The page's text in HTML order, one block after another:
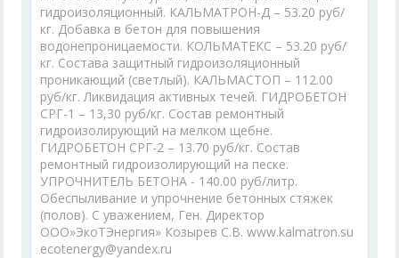
гидроизоляционный. КАЛЬМАТРОН-Д – 53.20 руб/
кг. Добавка в бетон для повышения
водонепроницаемости. КОЛЬМАТЕКС – 53.20 руб/
кг. Состава защитный гидроизоляционный
проникающий (светлый). КАЛЬМАСТОП – 112.00
руб/кг. Ликвидация активных течей. ГИДРОБЕТОН
СРГ-1 – 13,30 руб/кг. Состав ремонтный
гидроизолирующий на мелком щебне.
ГИДРОБЕТОН СРГ-2 – 13.70 руб/кг. Состав
ремонтный гидроизолирующий на песке.
УПРОЧНИТЕЛЬ БЕТОНА - 140.00 руб/литр.
Обеспыливание и упрочнение бетонных стяжек
(полов). С уважением, Ген. Директор
ООО»ЭкоТЭнергия» Козырев С.В. www.kalmatron.su
ecotenergy@yandex.ru